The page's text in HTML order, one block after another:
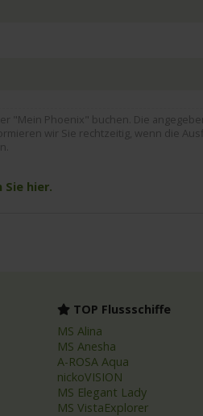
Phoenix" buchen. Die
wir Sie rechtzeitig, wenn die
Sie hier.
TOP Flussschiffe
MS Alina
MS Anesha
A-ROSA Aqua
nickoVISION
MS Elegant Lady
MS VistaExplorer